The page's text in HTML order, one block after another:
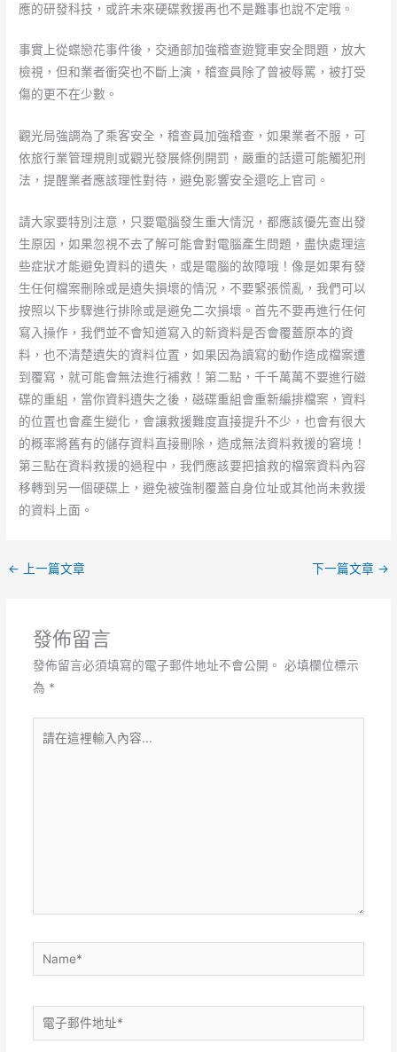
應的研發科技，或許未來硬碟救援再也不是難事也說不定哦。
事實上從蝶戀花事件後，交通部加強稽查遊覽車安全問題，放大
檢視，但和業者衝突也不斷上演，稽查員除了曾被辱罵，被打受
傷的更不在少數。
觀光局強調為了乘客安全，稽查員加強稽查，如果業者不服，可
依旅行業管理規則或觀光發展條例開罰，嚴重的話還可能觸犯刑
法，提醒業者應該理性對待，避免影響安全還吃上官司。
請大家要特別注意，只要電腦發生重大情況，都應該優先查出發
生原因，如果忽視不去了解可能會對電腦產生問題，盡快處理這
些症狀才能避免資料的遺失，或是電腦的故障哦！像是如果有發
生任何檔案刪除或是遺失損壞的情況，不要緊張慌亂，我們可以
按照以下步驟進行排除或是避免二次損壞。首先不要再進行任何
寫入操作，我們並不會知道寫入的新資料是否會覆蓋原本的資
料，也不清楚遺失的資料位置，如果因為讀寫的動作造成檔案遭
到覆寫，就可能會無法進行補救！第二點，千千萬萬不要進行磁
碟的重組，當你資料遺失之後，磁碟重組會重新編排檔案，資料
的位置也會產生變化，會讓救援難度直接提升不少，也會有很大
的概率將舊有的儲存資料直接刪除，造成無法資料救援的窘境！
第三點在資料救援的過程中，我們應該要把搶救的檔案資料內容
移轉到另一個硬碟上，避免被強制覆蓋自身位址或其他尚未救援
的資料上面。
← 上一篇文章 下一篇文章 →
發佈留言
發佈留言必須填寫的電子郵件地址不會公開。 必填欄位標示
為 *
在
Name*
電
子